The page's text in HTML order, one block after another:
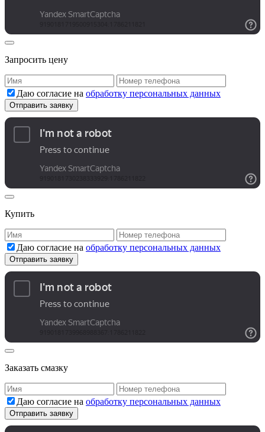
Запросить цену
Даю согласие на обработку персональных данных
Купить
Даю согласие на обработку персональных данных
Заказать смазку
Даю согласие на обработку персональных данных